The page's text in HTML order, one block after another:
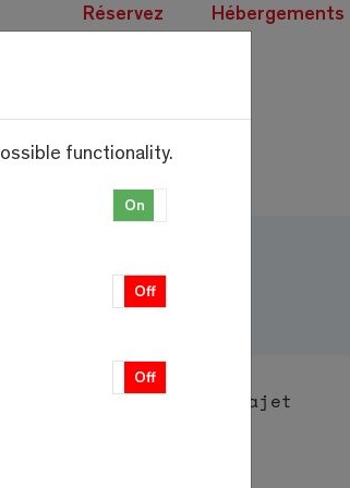
Réservez
des
Hébergements
Trajet
functionality.
On
Off
Off